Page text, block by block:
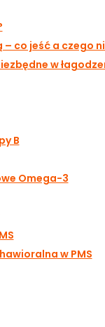
– co jeść a czego
w
B
Omega-3
w PMS